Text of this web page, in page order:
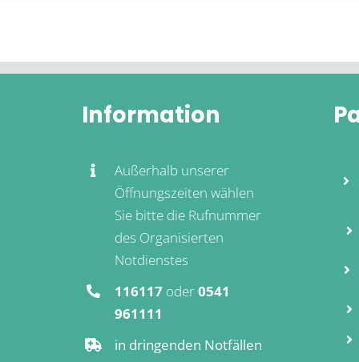
Information
Außerhalb unserer
Öffnungszeiten wählen
Sie bitte die Rufnummer
des Organisierten
Notdienstes
116117oder0541
961111
in dringenden Notfällen